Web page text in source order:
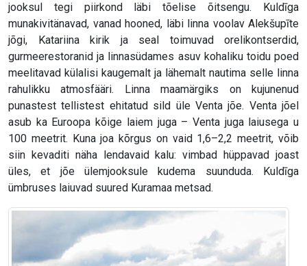
jooksul tegi piirkond läbi tõelise õitsengu. Kuldīga
munakivitänavad, vanad hooned, läbi linna voolav Alekšupīte
jõgi, Katariina kirik ja seal toimuvad orelikontserdid,
gurmeerestoranid ja linnasüdames asuv kohaliku toidu poed
meelitavad külalisi kaugemalt ja lähemalt nautima selle linna
rahulikku atmosfääri. Linna maamärgiks on kujunenud
punastest tellistest ehitatud sild üle Venta jõe. Venta jõel
asub ka Euroopa kõige laiem juga – Venta juga laiusega u
100 meetrit. Kuna joa kõrgus on vaid 1,6–2,2 meetrit, võib
siin kevaditi näha lendavaid kalu: vimbad hüppavad joast
üles, et jõe ülemjooksule kudema suunduda. Kuldīga
ümbruses laiuvad suured Kuramaa metsad.